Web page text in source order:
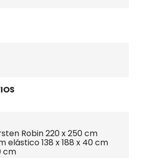
Robin 220 x 250 cm
elástico 138 x 188 x 40 cm
cm